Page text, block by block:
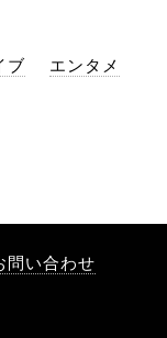
ブ
エンタメ
問い合わせ